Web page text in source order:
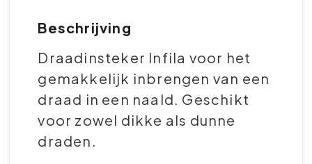
Beschrijving
Draadinsteker Infila voor het
gemakkelijk inbrengen van een
draad in een naald. Geschikt
voor zowel dikke als dunne
draden.